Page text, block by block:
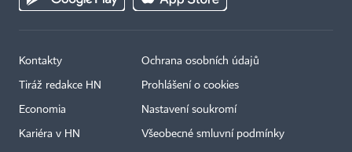
Kontakty
Tiráž redakce HN
Economia
Kariéra v HN
Ochrana osobních údajů
Prohlášení o cookies
Nastavení soukromí
Všeobecné smluvní podmínky